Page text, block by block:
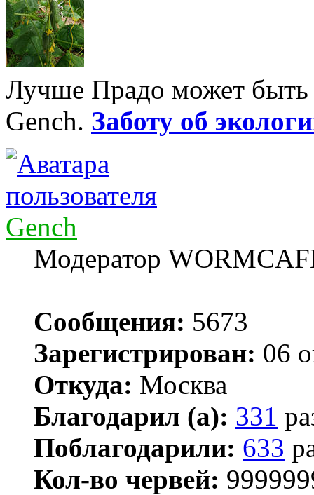
Лучше Прадо может
Gench. Заботу об
Gench
Модератор
Сообщения: 5673
Зарегистрирован: 06
Откуда: Москва
Благодарил (а): 331
Поблагодарили: 633
Кол-во червей: